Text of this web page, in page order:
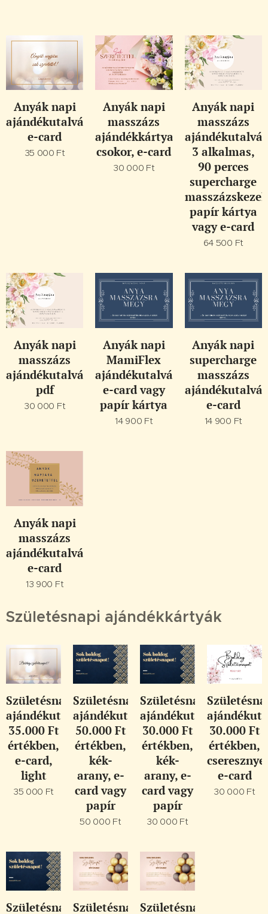
Anyák napi
ajándékutalvány,
e-card
35 000 Ft
Anyák napi
masszázs
ajándékkártya,
csokor, e-card
30 000 Ft
Anyák napi
masszázs
3 alkalmas,
90 perces
supercharge
papír kártya
vagy e-card
64 500 Ft
Anyák napi
masszázs
ajándékutalvány,
pdf
30 000 Ft
Anyák napi
MamiFlex
ajándékutalvány,
e-card vagy
papír kártya
14 900 Ft
Anyák napi
supercharge
masszázs
e-card
14 900 Ft
Anyák napi
masszázs
ajándékutalvány,
e-card
13 900 Ft
Születésnapi ajándékkártyák
Születésnapi
ajándékutalvány
35.000 Ft
értékben,
e-card,
light
35 000 Ft
Születésnapi
ajándékutalvány
50.000 Ft
értékben,
kék-
arany, e-
card vagy
papír
50 000 Ft
Születésnapi
ajándékutalvány
30.000 Ft
értékben,
kék-
arany, e-
card vagy
papír
30 000 Ft
30.000 Ft
értékben,
e-card
30 000 Ft
SzületésnapiSzületésnapiSzületésnapi